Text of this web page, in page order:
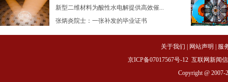
新型二维材料为酸性水电解提供高效催...
张炳炎院士：一张补发的毕业证书
关于我们 网站声明
服
京ICP备07017567号-12 互联网新闻
Copyright @ 2007-